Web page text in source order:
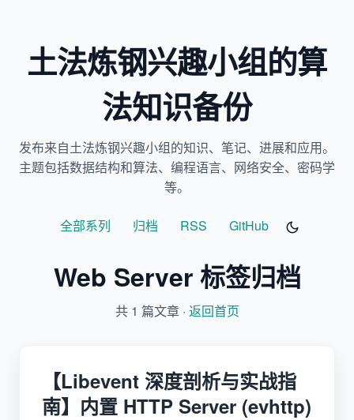
土法炼钢兴趣小组的算
法知识备份
发布来自土法炼钢兴趣小组的知识、笔记、进展和应用。
主题包括数据结构和算法、编程语言、网络安全、密码学
等。
全部系列 归档 RSS GitHub
Web Server 标签归档
共 1 篇文章 · 返回首页
【Libevent 深度剖析与实战指
南】内置 HTTP Server (evhttp)